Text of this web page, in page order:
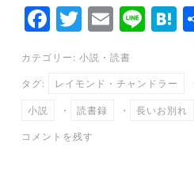
Fa
ce
bo
ok
T
wi
tte
r
E
m
ail
Li H
カテゴリー: 小説 ・ 読書
タグ: レイモンド・チャンドラー
小説 ・ 読書録 ・ 長いお別れ
コメントを残す